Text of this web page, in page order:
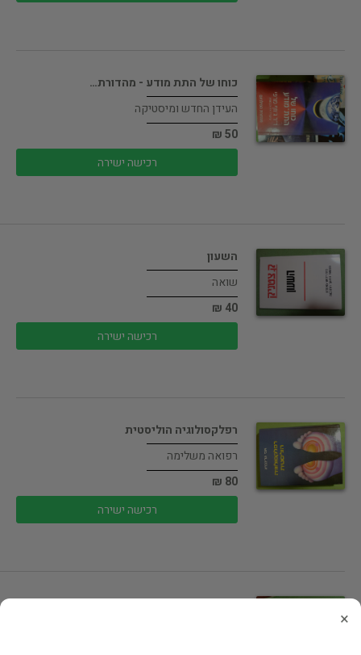
כוחו של התת מודע - מהדורת…
העידן החדש ומיסטיקה
50 ₪
רכישה ישירה
השעון
שואה
40 ₪
רכישה ישירה
רפלקסולוגיה הוליסטית
רפואה משלימה
80 ₪
רכישה ישירה
מיינדפולנס
×